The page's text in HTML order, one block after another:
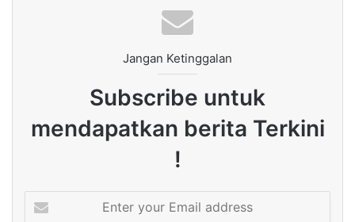
Jangan Ketinggalan
Subscribe untuk
mendapatkan berita Terkini
!
your